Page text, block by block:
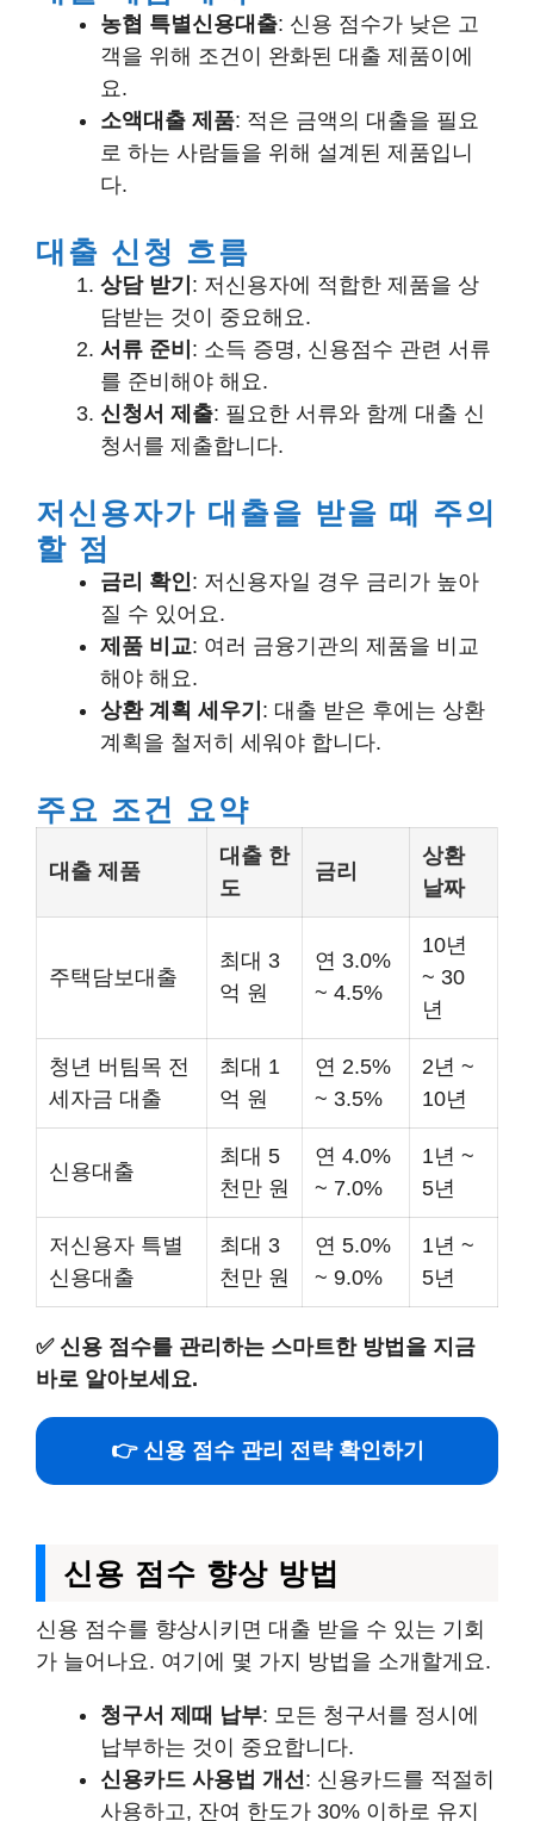
농협 특별신용대출: 신용 점수가 낮은 고
객을 위해 조건이 완화된 대출 제품이에
요.
소액대출 제품: 적은 금액의 대출을 필요
로 하는 사람들을 위해 설계된 제품입니
다.
대출 신청 흐름
상담 받기 : 저신용자에 적합한 제품을 상
담받는 것이 중요해요.
서류 준비 : 소득 증명, 신용점수 관련 서류
를 준비해야 해요.
신청서 제출: 필요한 서류와 함께 대출 신
청서를 제출합니다.
저신용자가 대출을 받을 때 주의
할 점
금리 확인: 저신용자일 경우 금리가 높아
질 수 있어요.
제품 비교: 여러 금융기관의 제품을 비교
해야 해요.
상환 계획 세우기 : 대출 받은 후에는 상환
계획을 철저히 세워야 합니다.
주요 조건 요약
대출 제품
대출 한
도
금리
상환
날짜
주택담보대출
최대 3
억 원
연 3.0%
~ 4.5%
10년
~ 30
년
청년 버팀목 전
세자금 대출
최대 1
억 원
연 2.5%
~ 3.5%
2년 ~
10년
신용대출
최대 5
천만 원
연 4.0%
~ 7.0%
1년 ~
5년
저신용자 특별
신용대출
최대 3
천만 원
연 5.0%
~ 9.0%
1년 ~
5년
✅ 신용 점수를 관리하는 스마트한 방법을 지금
바로 알아보세요.
👉 신용 점수 관리 전략 확인하기
신용 점수 향상 방법
신용 점수를 향상시키면 대출 받을 수 있는 기회
가 늘어나요. 여기에 몇 가지 방법을 소개할게요.
청구서 제때 납부: 모든 청구서를 정시에
납부하는 것이 중요합니다.
신용카드 사용법 개선: 신용카드를 적절히
사용하고, 잔여 한도가 30% 이하로 유지